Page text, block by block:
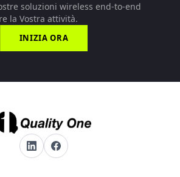
soluzioni wireless end-to-end
la Vostra attività.
INIZIA ORA